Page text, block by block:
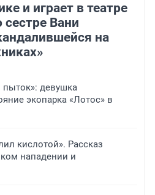
и играет в театре
сестре Вани
на
девушка
экопарка «Лотос» в
кислотой». Рассказ
нападении и